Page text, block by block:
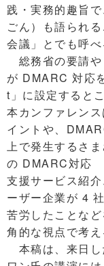
践・実務的趣旨
ごん）も語られ
会議」とでも呼べ
総務省の要請
が DMARC 対応
t」に設定すると
本カンファレン
イントや、
上で発生するさ
の DMARC対応
支援サービス紹
ーザー企業が 4
苦労したことな
角的な視点で考え
本稿は、来日